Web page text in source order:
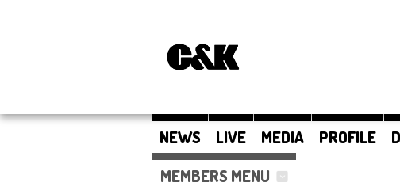
NEWS LIVE MEDIA PROFILE
MEMBERS MENU